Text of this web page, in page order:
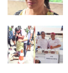
Segundo os
esse bloqueio
abrir crédito
obrigatórios,
(BPC), com